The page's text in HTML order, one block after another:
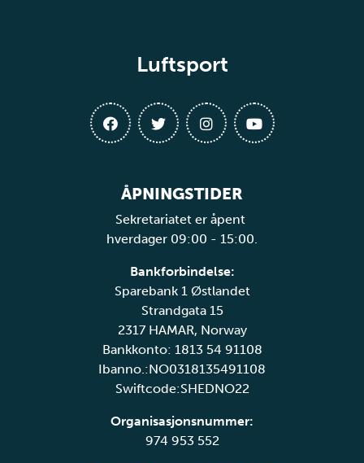
Luftsport
ÅPNINGSTIDER
Sekretariatet er åpent
hverdager 09:00 - 15:00.
Bankforbindelse:
Sparebank 1 Østlandet
Strandgata 15
2317 HAMAR, Norway
Bankkonto: 1813 54 91108
Ibanno.:NO0318135491108
Swiftcode:SHEDNO22
Organisasjonsnummer:
974 953 552